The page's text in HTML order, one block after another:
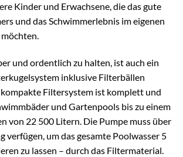
Kinder und Erwachsene, die das gute
und das Schwimmerlebnis im eigenen
und ordentlich zu halten, ist auch ein
inklusive Filterbällen
Filtersystem ist komplett und
und Gartenpools bis zu einem
von 22 500 Litern. Die Pumpe muss über
verfügen, um das gesamte Poolwasser 5
zu lassen – durch das Filtermaterial.